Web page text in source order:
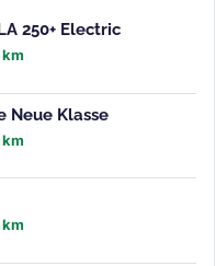
250+ Electric
Neue Klasse